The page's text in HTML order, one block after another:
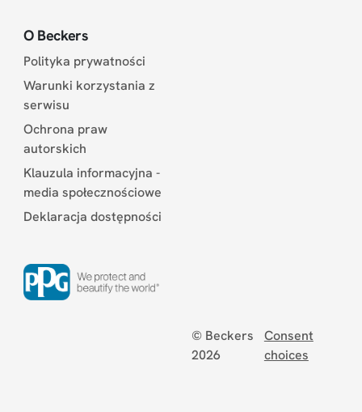
O Beckers
Polityka prywatności
Warunki korzystania z
serwisu
Ochrona praw
autorskich
Klauzula informacyjna -
media społecznościowe
Deklaracja dostępności
© Beckers
2026
Consent
choices